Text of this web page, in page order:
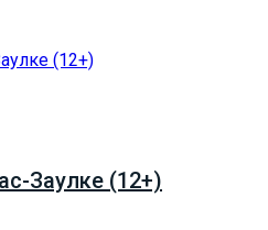
Заулке (12+)